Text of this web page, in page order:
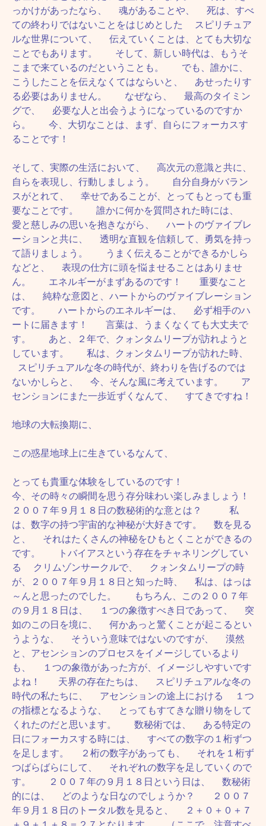
っかけがあったなら、 魂があることや、 死は、すべ
ての終わりではないことをはじめとした スピリチュア
ルな世界について、 伝えていくことは、とても大切な
ことでもあります。 そして、新しい時代は、もうそ
こまで来ているのだということも。 でも、誰かに、
こうしたことを伝えなくてはならいと、 あせったりす
る必要はありません。 なぜなら、 最高のタイミン
グで、 必要な人と出会うようになっているのですか
ら。 今、大切なことは、まず、自らにフォーカスす
ることです！
そして、実際の生活において、 高次元の意識と共に、
自らを表現し、行動しましょう。 自分自身がバラン
スがとれて、 幸せであることが、とってもとっても重
要なことです。 誰かに何かを質問された時には、
愛と慈しみの思いを抱きながら、 ハートのヴァイブレ
ーションと共に、 透明な直観を信頼して、勇気を持っ
て語りましょう。 うまく伝えることができるかしら
などと、 表現の仕方に頭を悩ませることはありませ
ん。 エネルギーがまずあるのです！ 重要なこと
は、 純粋な意図と、ハートからのヴァイブレーション
です。 ハートからのエネルギーは、 必ず相手のハ
ートに届きます！ 言葉は、うまくなくても大丈夫で
す。 あと、２年で、クォンタムリープが訪れようと
しています。 私は、クォンタムリープが訪れた時、
スピリチュアルな冬の時代が、終わりを告げるのでは
ないかしらと、 今、そんな風に考えています。 ア
センションにまた一歩近ずくなんて、 すてきですね！
地球の大転換期に、
この惑星地球上に生きているなんて、
とっても貴重な体験をしているのです！
今、その時々の瞬間を思う存分味わい楽しみましょう！
２００７年９月１８日の数秘術的な意とは？ 私
は、数字の持つ宇宙的な神秘が大好きです。 数を見る
と、 それはたくさんの神秘をひもとくことができるの
です。 トバイアスという存在をチャネリングしてい
る クリムゾンサークルで、 クォンタムリープの時
が、２００７年９月１８日と知った時、 私は、はっは
～んと思ったのでした。 もちろん、この２００７年
の９月１８日は、 １つの象徴すべき日であって、 突
如のこの日を境に、 何かあっと驚くことが起こるとい
うような、 そういう意味ではないのですが、 漠然
と、アセンションのプロセスをイメージしているより
も、 １つの象徴があった方が、イメージしやすいです
よね！ 天界の存在たちは、 スピリチュアルな冬の
時代の私たちに、 アセンションの途上における １つ
の指標となるような、 とってもすてきな贈り物をして
くれたのだと思います。 数秘術では、 ある特定の
日にフォーカスする時には、 すべての数字の１桁ずつ
を足します。 ２桁の数字があっても、 それを１桁ず
つばらばらにして、 それぞれの数字を足していくので
す。 ２００７年の９月１８日という日は、 数秘術
的には、 どのような日なのでしょうか？ ２００７
年９月１８日のトータル数を見ると、 ２＋０＋０＋７